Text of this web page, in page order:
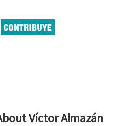
Víctor Almazán